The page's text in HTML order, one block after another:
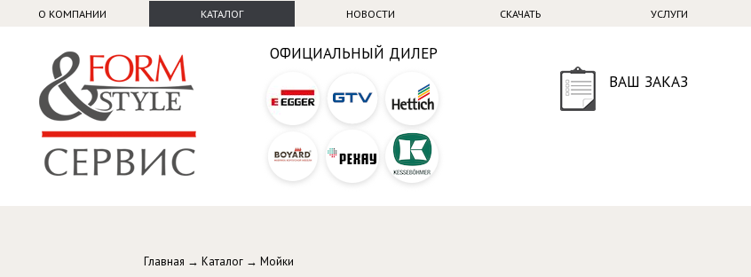
О КОМПАНИИ КАТАЛОГ НОВОСТИ СКАЧАТЬ УСЛУГИ
ОФИЦИАЛЬНЫЙ ДИЛЕР
ВАШ ЗАКАЗ
Главная → Каталог → Мойки